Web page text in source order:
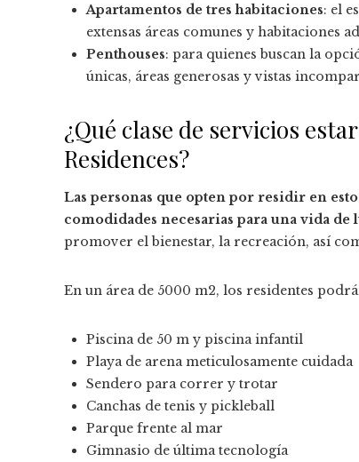
Apartamentos de tres habitaciones: el
extensas áreas comunes y habitaciones
Penthouses: para quienes buscan la
únicas, áreas generosas y vistas
¿Qué clase de servicios
Residences?
Las personas que opten por residir en
comodidades necesarias para una vida de
promover el bienestar, la recreación, así
En un área de 5000 m2, los residentes
Piscina de 50 m y piscina infantil
Playa de arena meticulosamente cuidada
Sendero para correr y trotar
Canchas de tenis y pickleball
Parque frente al mar
Gimnasio de última tecnología